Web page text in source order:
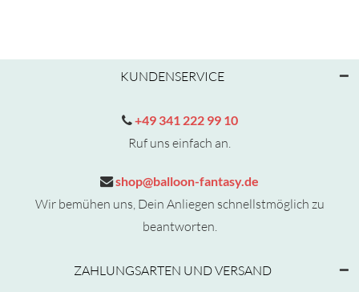
KUNDENSERVICE
+49 341 222 99 10
Ruf uns einfach an.
shop@balloon-fantasy.de
Wir bemühen uns, Dein Anliegen schnellstmöglich zu
beantworten.
ZAHLUNGSARTEN UND VERSAND